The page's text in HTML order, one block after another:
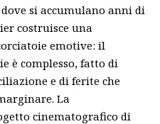
si accumulano anni di
costruisce una
emotive: il
è complesso, fatto di
e di ferite che
La
cinematografico di